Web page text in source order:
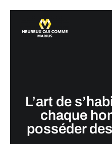
L’art de
chaque
posséder